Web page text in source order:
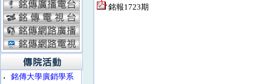
‧
銘傳大學廣銷學系
銘報1723期